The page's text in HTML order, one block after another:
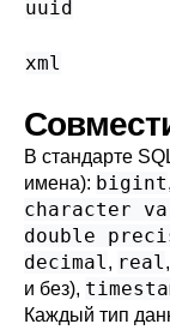
uuid
xml
В стандарте
имена): bigint,
character
double
decimal, real,
и без),
Каждый тип